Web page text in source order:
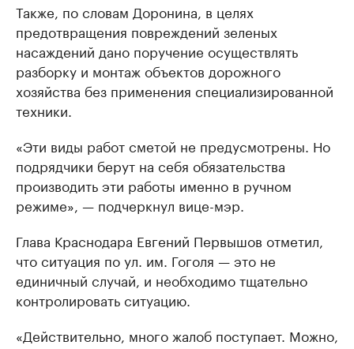
Также, по словам Доронина, в целях
предотвращения повреждений зеленых
насаждений дано поручение осуществлять
разборку и монтаж объектов дорожного
хозяйства без применения специализированной
техники.
«Эти виды работ сметой не предусмотрены. Но
подрядчики берут на себя обязательства
производить эти работы именно в ручном
режиме», — подчеркнул вице-мэр.
Глава Краснодара Евгений Первышов отметил,
что ситуация по ул. им. Гоголя — это не
единичный случай, и необходимо тщательно
контролировать ситуацию.
«Действительно, много жалоб поступает. Можно,